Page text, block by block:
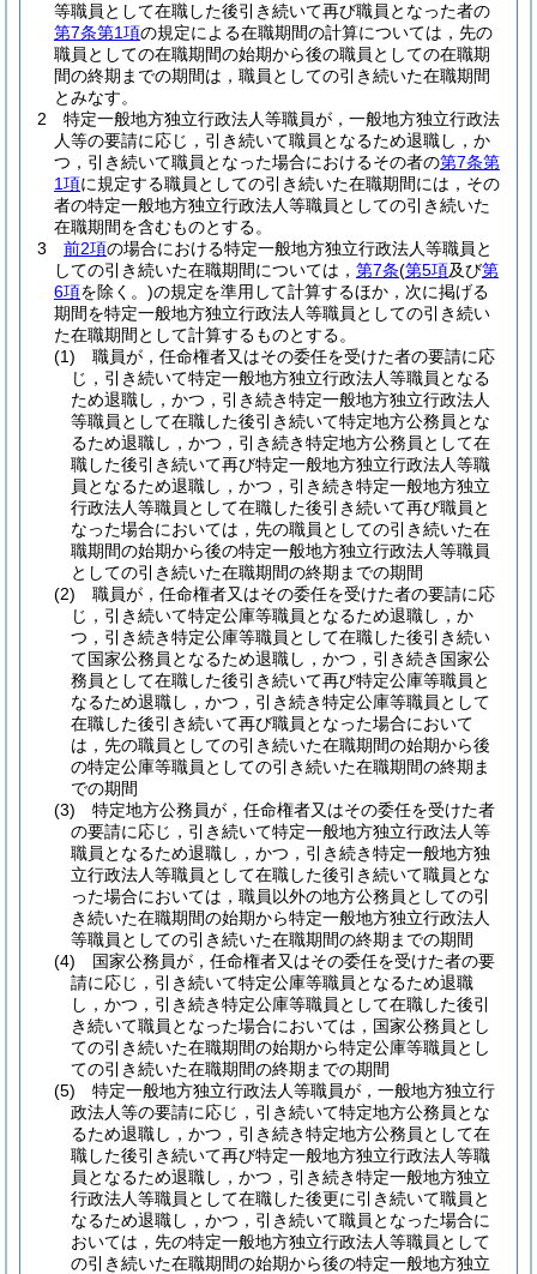
等職員として在職した後引き続いて再び職員となった者の
第7条第1項の規定による在職期間の計算については，先の
職員としての在職期間の始期から後の職員としての在職期
間の終期までの期間は，職員としての引き続いた在職期間
とみなす。
2
特定一般地方独立行政法人等職員が，一般地方独立行政法
人等の要請に応じ，引き続いて職員となるため退職し，か
つ，引き続いて職員となった場合におけるその者の第7条第
1項に規定する職員としての引き続いた在職期間には，その
者の特定一般地方独立行政法人等職員としての引き続いた
在職期間を含むものとする。
3
前2項の場合における特定一般地方独立行政法人等職員と
しての引き続いた在職期間については， 第7条(第5項及び第
6項を除く。)の規定を準用して計算するほか，次に掲げる
期間を特定一般地方独立行政法人等職員としての引き続い
た在職期間として計算するものとする。
(1)
職員が，任命権者又はその委任を受けた者の要請に応
じ，引き続いて特定一般地方独立行政法人等職員となる
ため退職し，かつ，引き続き特定一般地方独立行政法人
等職員として在職した後引き続いて特定地方公務員とな
るため退職し，かつ，引き続き特定地方公務員として在
職した後引き続いて再び特定一般地方独立行政法人等職
員となるため退職し，かつ，引き続き特定一般地方独立
行政法人等職員として在職した後引き続いて再び職員と
なった場合においては，先の職員としての引き続いた在
職期間の始期から後の特定一般地方独立行政法人等職員
としての引き続いた在職期間の終期までの期間
(2)
職員が，任命権者又はその委任を受けた者の要請に応
じ，引き続いて特定公庫等職員となるため退職し，か
つ，引き続き特定公庫等職員として在職した後引き続い
て国家公務員となるため退職し，かつ，引き続き国家公
務員として在職した後引き続いて再び特定公庫等職員と
なるため退職し，かつ，引き続き特定公庫等職員として
在職した後引き続いて再び職員となった場合において
は，先の職員としての引き続いた在職期間の始期から後
の特定公庫等職員としての引き続いた在職期間の終期ま
での期間
(3)
特定地方公務員が，任命権者又はその委任を受けた者
の要請に応じ，引き続いて特定一般地方独立行政法人等
職員となるため退職し，かつ，引き続き特定一般地方独
立行政法人等職員として在職した後引き続いて職員とな
った場合においては，職員以外の地方公務員としての引
き続いた在職期間の始期から特定一般地方独立行政法人
等職員としての引き続いた在職期間の終期までの期間
(4)
国家公務員が，任命権者又はその委任を受けた者の要
請に応じ，引き続いて特定公庫等職員となるため退職
し，かつ，引き続き特定公庫等職員として在職した後引
き続いて職員となった場合においては，国家公務員とし
ての引き続いた在職期間の始期から特定公庫等職員とし
ての引き続いた在職期間の終期までの期間
(5)
特定一般地方独立行政法人等職員が，一般地方独立行
政法人等の要請に応じ，引き続いて特定地方公務員とな
るため退職し，かつ，引き続き特定地方公務員として在
職した後引き続いて再び特定一般地方独立行政法人等職
員となるため退職し，かつ，引き続き特定一般地方独立
行政法人等職員として在職した後更に引き続いて職員と
なるため退職し，かつ，引き続いて職員となった場合に
おいては，先の特定一般地方独立行政法人等職員として
の引き続いた在職期間の始期から後の特定一般地方独立